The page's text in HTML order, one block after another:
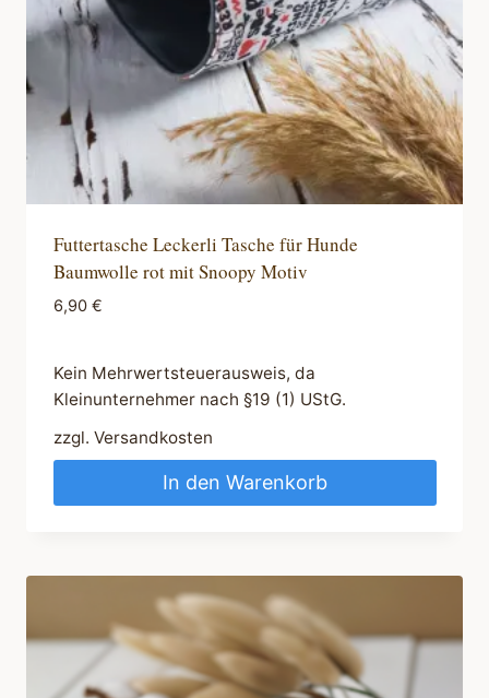
Futtertasche Leckerli Tasche für Hunde
Baumwolle rot mit Snoopy Motiv
6,90 €
Kein Mehrwertsteuerausweis, da
Kleinunternehmer nach §19 (1) UStG.
zzgl. Versandkosten
In den Warenkorb